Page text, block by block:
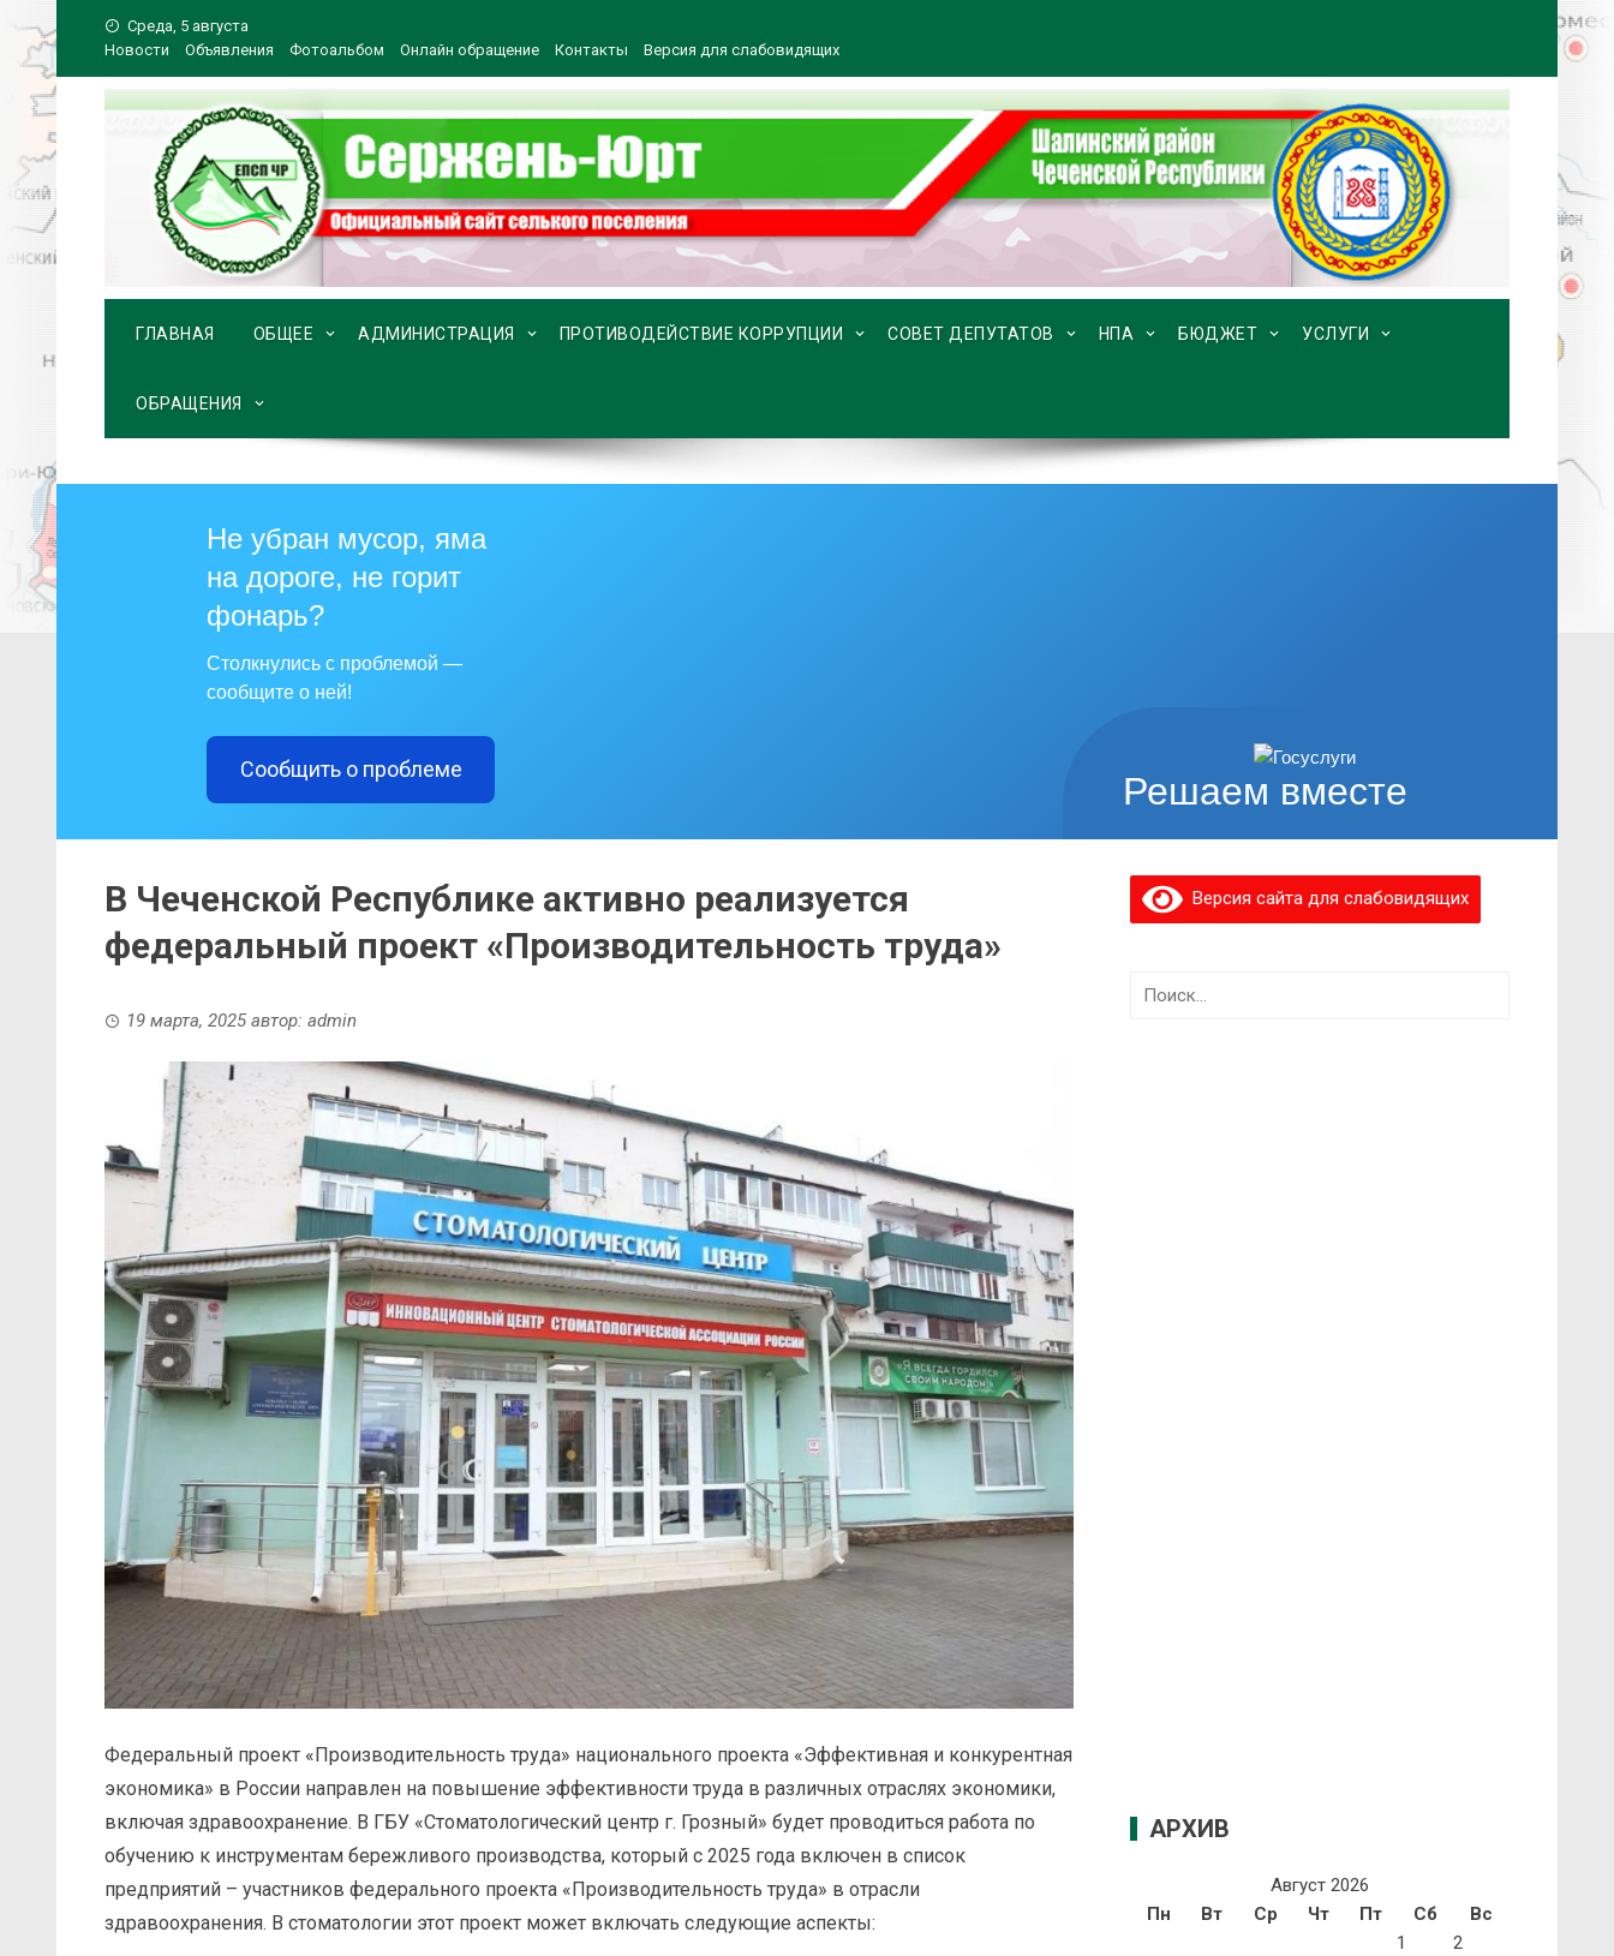
к
содержимому
Среда, 5 августа
Новости
Объявления Фотоальбом Онлайн обращение Контакты Версия для слабовидящих
ГЛАВНАЯ ОБЩЕЕ АДМИНИСТРАЦИЯ ПРОТИВОДЕЙСТВИЕ КОРРУПЦИИ СОВЕТ ДЕПУТАТОВ НПА БЮДЖЕТ УСЛУГИ
ОБРАЩЕНИЯ
Решаем вместе
Не убран мусор, яма
на дороге, не горит
фонарь?
Столкнулись с проблемой —
сообщите о ней!
Сообщить о проблеме
В Чеченской Республике активно реализуется
федеральный проект «Производительность труда»
19 марта, 2025автор: admin
Федеральный проект «Производительность труда» национального проекта «Эффективная и конкурентная
экономика» в России направлен на повышение эффективности труда в различных отраслях экономики,
включая здравоохранение. В ГБУ «Стоматологический центр г. Грозный» будет проводиться работа по
обучению к инструментам бережливого производства, который с 2025 года включен в список
предприятий – участников федерального проекта «Производительность труда» в отрасли
здравоохранения. В стоматологии этот проект может включать следующие аспекты:
Версия сайта для слабовидящих
Найти:
АРХИВ
Август 2026
Пн
Вт Ср Чт Пт Сб
Вс
1
2